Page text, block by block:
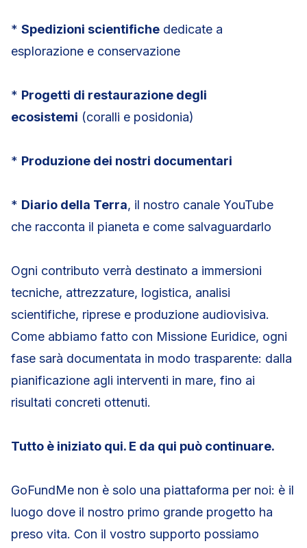
* Spedizioni scientifiche dedicate a
esplorazione e conservazione
* Progetti di restaurazione degli
ecosistemi (coralli e posidonia)
* Produzione dei nostri documentari
* Diario della Terra, il nostro canale YouTube
che racconta il pianeta e come salvaguardarlo
Ogni contributo verrà destinato a immersioni
tecniche, attrezzature, logistica, analisi
scientifiche, riprese e produzione audiovisiva.
Come abbiamo fatto con Missione Euridice, ogni
fase sarà documentata in modo trasparente: dalla
pianificazione agli interventi in mare, fino ai
risultati concreti ottenuti.
Tutto è iniziato qui. E da qui può continuare.
GoFundMe non è solo una piattaforma per noi: è il
luogo dove il nostro primo grande progetto ha
preso vita. Con il vostro supporto possiamo